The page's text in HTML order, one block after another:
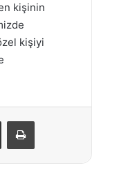
kişinin
kişiyi
E-Posta ile paylaş Yazdır